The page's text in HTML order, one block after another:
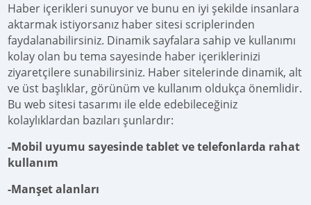
Haber içerikleri sunuyor ve bunu en iyi şekilde insanlara
aktarmak istiyorsanız haber sitesi scriplerinden
faydalanabilirsiniz. Dinamik sayfalara sahip ve kullanımı
kolay olan bu tema sayesinde haber içeriklerinizi
ziyaretçilere sunabilirsiniz. Haber sitelerinde dinamik, alt
ve üst başlıklar, görünüm ve kullanım oldukça önemlidir.
Bu web sitesi tasarımı ile elde edebileceğiniz
kolaylıklardan bazıları şunlardır:
-Mobil uyumu sayesinde tablet ve telefonlarda rahat
kullanım
-Manşet alanları